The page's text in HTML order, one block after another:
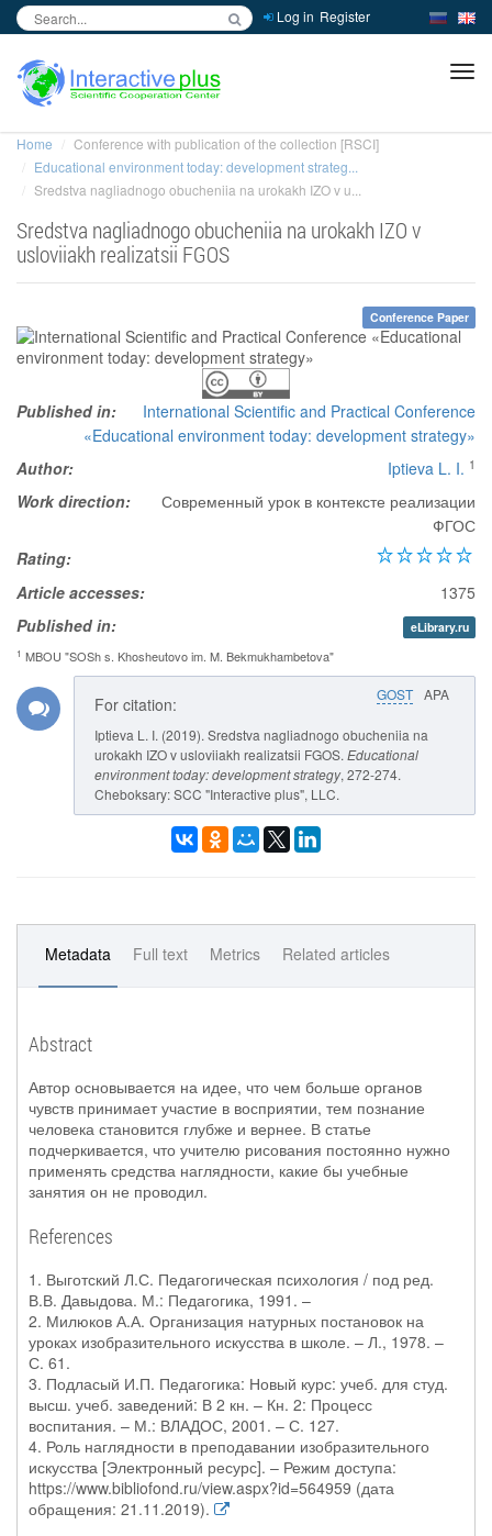
Log in Register
Home
Conference with publication of the collection [RSCI]
Educational environment today: development strateg...
Sredstva nagliadnogo obucheniia na urokakh IZO v u...
Sredstva nagliadnogo obucheniia na urokakh IZO v
usloviiakh realizatsii FGOS
Conference Paper
Published in:
International Scientific and Practical Conference
«Educational environment today: development strategy»
Author:
Iptieva L. I. 1
Work direction:
Современный урок в контексте реализации
ФГОС
Rating:
Article accesses:
1375
Published in:
eLibrary.ru
1 MBOU "SOSh s. Khosheutovo im. M. Bekmukhambetova"
GOST APA
For citation:
Iptieva L. I. (2019). Sredstva nagliadnogo obucheniia na
urokakh IZO v usloviiakh realizatsii FGOS. Educational
environment today: development strategy, 272-274.
Cheboksary: SCC "Interactive plus", LLC.
Metadata Full text Metrics Related articles
Abstract
Автор основывается на идее, что чем больше органов
чувств принимает участие в восприятии, тем познание
человека становится глубже и вернее. В статье
подчеркивается, что учителю рисования постоянно нужно
применять средства наглядности, какие бы учебные
занятия он не проводил.
References
1. Выготский Л.С. Педагогическая психология / под ред.
В.В. Давыдова. М.: Педагогика, 1991. –
2. Милюков А.А. Организация натурных постановок на
уроках изобразительного искусства в школе. – Л., 1978. –
С. 61.
3. Подласый И.П. Педагогика: Новый курс: учеб. для студ.
высш. учеб. заведений: В 2 кн. – Кн. 2: Процесс
воспитания. – М.: ВЛАДОС, 2001. – С. 127.
4. Роль наглядности в преподавании изобразительного
искусства [Электронный ресурс]. – Режим доступа:
https://www.bibliofond.ru/view.aspx?id=564959 (дата
обращения: 21.11.2019).